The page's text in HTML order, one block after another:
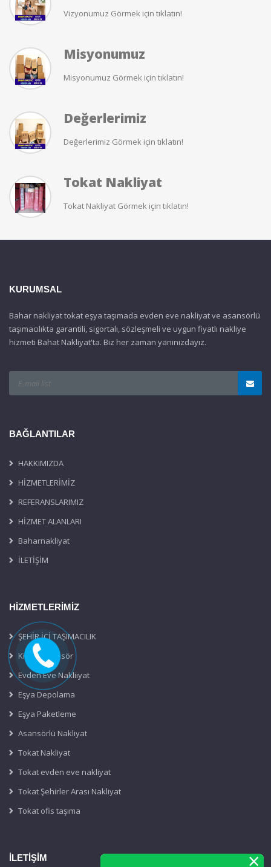
Vizyonumuz Görmek için tıklatın!
Misyonumuz
Misyonumuz Görmek için tıklatın!
Değerlerimiz
Değerlerimiz Görmek için tıklatın!
Tokat Nakliyat
Tokat Nakliyat Görmek için tıklatın!
KURUMSAL
Bahar nakliyat tokat eşya taşımada evden eve nakliyat ve asansörlü
taşımacılıkta garantili, sigortalı, sözleşmeli ve uygun fiyatlı nakliye
hizmeti Bahat Nakliyat'ta. Biz her zaman yanınızdayız.
BAĞLANTILAR
HAKKIMIZDA
HİZMETLERİMİZ
REFERANSLARIMIZ
HİZMET ALANLARI
Baharnakliyat
İLETİŞİM
HİZMETLERİMİZ
ŞEHİR İÇİ TAŞIMACILIK
Kiralık Asansör
Evden Eve Nakliiyat
Eşya Depolama
Eşya Paketleme
Asansörlü Nakliyat
Tokat Nakliyat
Tokat evden eve nakliyat
Tokat Şehirler Arası Nakliyat
Tokat ofis taşıma
İLETİŞİM